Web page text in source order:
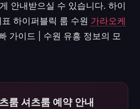
안내받으실 수 있습니다. 하이
하이퍼블릭 룸 수원 가라오케
가이드 | 수원 유흥 정보의 모
룸 셔츠룸 예약 안내